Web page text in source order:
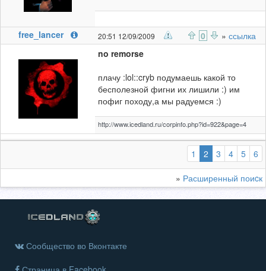
free_lancer 20:51 12/09/2009 0 » ссылка
no remorse
плачу :lol::cryb подумаешь какой то
бесполезной фигни их лишили :) им
пофиг походу,а мы радуемся :)
http://www.icedland.ru/corpinfo.php?id=922&page=4
1 2 (выбранная)
3 4 5 6
» Расширенный поиcк
Сообщество во Вконтакте